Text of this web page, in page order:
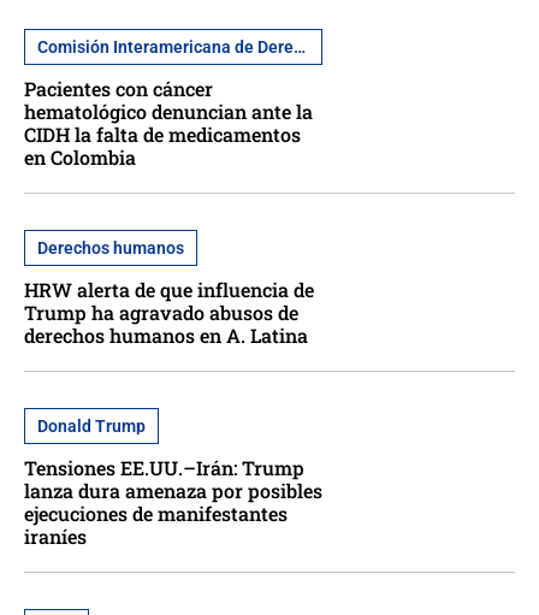
Comisión Interamericana de Derechos Humanos
Pacientes con cáncer
hematológico denuncian ante la
CIDH la falta de medicamentos
en Colombia
Derechos humanos
HRW alerta de que influencia de
Trump ha agravado abusos de
derechos humanos en A. Latina
Donald Trump
Tensiones EE.UU.–Irán: Trump
lanza dura amenaza por posibles
ejecuciones de manifestantes
iraníes